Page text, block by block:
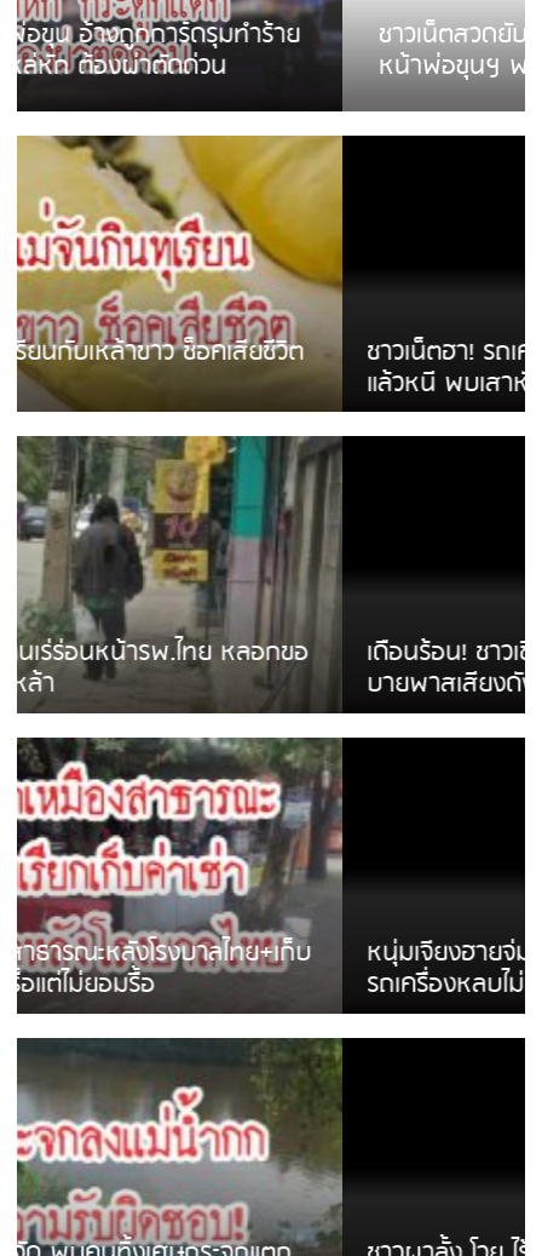
ชาวเน็ตสวดยับ! พบพม่าเร่ขายพวงมาลัย
หน้าพ่อขุนฯ พอไม่ซื้อเดินตาม
ชาวเน็ตฮา! รถเครื่องแม่สายชนป้ายร้านโลงศพ
แล้วหนี พบเสาหัก เบรคหัก หวิดได้ใช้บริการ
เดือนร้อน! ชาวเชียงรายบ่นรถ Isuzu สีขาวซิ่ง
บายพาสเสียงดังสร้างความรำคาญ
หนุ่มเจียงฮายจ่ม พบถังน้ำดื่มตกกลางถนน
รถเครื่องหลบไม่ทันล้มบาดเจ็บ